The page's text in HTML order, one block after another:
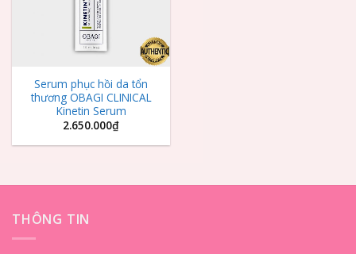
Serum phục hồi da tổn
thương OBAGI CLINICAL
Kinetin Serum
2.650.000₫
THÔNG TIN